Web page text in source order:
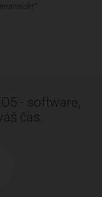
- software,
čas.